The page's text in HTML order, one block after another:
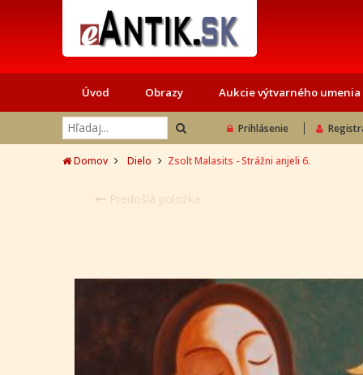
Úvod Obrazy Aukcie výtvarného umenia
Prihlásenie
Domov Dielo Zsolt Malasits - Strážni anjeli 6.
Predošlá položka